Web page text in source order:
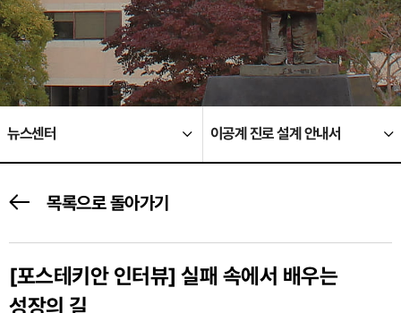
뉴스센터 이공계 진로 설계 안내서
목록으로 돌아가기
[포스테키안 인터뷰] 실패 속에서 배우는
성장의 길